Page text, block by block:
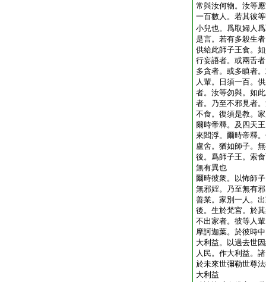
常與汝何物。汝等
一百數人。若其彼
小兒也。爲取婦人
是言。若有多殺生
供給此師子王食。
行妄語者。或兩舌
多貪者。或多瞋者
人輩。日須一百。
者。汝等勿與。如
者。乃至不邪見者
不食。復須是教。
爾時帝釋。及四天
來閻浮。爾時帝釋
盧舍。猶如師子。
後。爲師子王。索
無有異也
爾時彼衆。以怖師
無邪婬。乃至無有
善業。家別一人。
後。生於梵宮。於
不出家者。彼等人
摩訶迦葉。於彼時
大利益。以過去世
人民。作大利益。
於未來世彌勒世尊
大利益